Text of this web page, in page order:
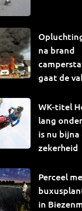
na brand
gaat de
WK-titel
lang
is nu bijna
zekerheid
Perceel
in